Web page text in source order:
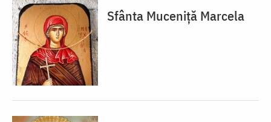
Sfânta Muceniță Marcela